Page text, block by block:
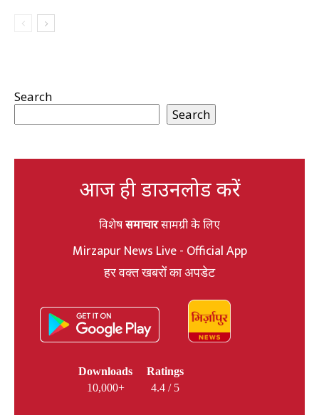
Search
Search
आज ही डाउनलोड करें
विशेषसमाचारसामग्री के लिए
Mirzapur News Live - Official App
हर वक्त खबरों का अपडेट
Downloads
10,000+
Ratings
4.4 / 5